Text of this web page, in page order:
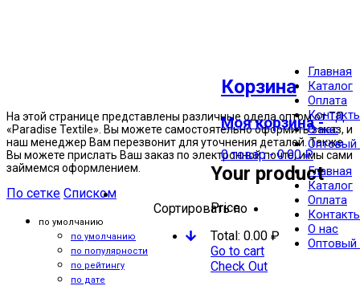
Главная
Каталог
Оплата
О нас
Оптовый
Главная
Каталог
Оплата
О нас
Оптовый
Корзина
Моя корзина -
0 товар- 0.00₽
Your product
Price
Total: 0.00 ₽
Go to cart
Check Out
На этой странице представлены различные одела оптом от ТД
«Paradise Textile». Вы можете самостоятельно оформить заказ, и
наш менеджер Вам перезвонит для уточнения деталей. Также
Вы можете прислать Ваш заказ по электронной почте, и мы сами
займемся оформлением.
По сетке Списком
Сортировать по
по умолчанию
по умолчанию
по популярности
по рейтингу
по дате